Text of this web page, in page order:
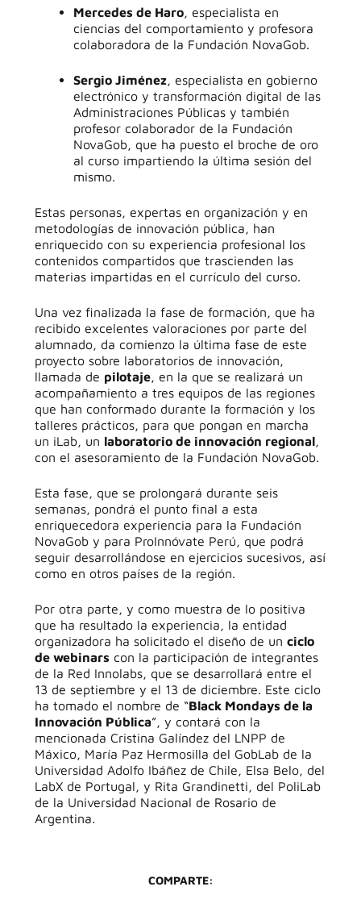
Mercedes de Haro, especialista en
ciencias del comportamiento y profesora
colaboradora de la Fundación NovaGob.
Sergio Jiménez, especialista en gobierno
electrónico y transformación digital de las
Administraciones Públicas y también
profesor colaborador de la Fundación
NovaGob, que ha puesto el broche de oro
al curso impartiendo la última sesión del
mismo.
Estas personas, expertas en organización y en
metodologías de innovación pública, han
enriquecido con su experiencia profesional los
contenidos compartidos que trascienden las
materias impartidas en el currículo del curso.
Una vez finalizada la fase de formación, que ha
recibido excelentes valoraciones por parte del
alumnado, da comienzo la última fase de este
proyecto sobre laboratorios de innovación,
llamada de pilotaje, en la que se realizará un
acompañamiento a tres equipos de las regiones
que han conformado durante la formación y los
talleres prácticos, para que pongan en marcha
un iLab, un laboratorio de innovación regional,
con el asesoramiento de la Fundación NovaGob.
Esta fase, que se prolongará durante seis
semanas, pondrá el punto final a esta
enriquecedora experiencia para la Fundación
NovaGob y para ProInnóvate Perú, que podrá
seguir desarrollándose en ejercicios sucesivos, así
como en otros países de la región.
Por otra parte, y como muestra de lo positiva
que ha resultado la experiencia, la entidad
organizadora ha solicitado el diseño de un ciclo
de webinars con la participación de integrantes
de la Red Innolabs, que se desarrollará entre el
13 de septiembre y el 13 de diciembre. Este ciclo
ha tomado el nombre de “Black Mondays de la
Innovación Pública”, y contará con la
mencionada Cristina Galíndez del LNPP de
Máxico, María Paz Hermosilla del GobLab de la
Universidad Adolfo Ibáñez de Chile, Elsa Belo, del
LabX de Portugal, y Rita Grandinetti, del PoliLab
de la Universidad Nacional de Rosario de
Argentina.
COMPARTE: